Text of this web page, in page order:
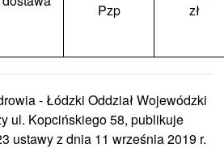
Pzp
zł
- Łódzki Oddział Wojewódzki
ul. Kopcińskiego 58, publikuje
ustawy z dnia 11 września 2019 r.